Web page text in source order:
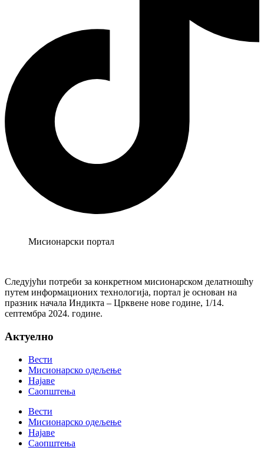
Мисионарски портал
Следујући потреби за конкретном мисионарском делатношћу
путем информационих технологија, портал је основан на
празник начала Индикта – Црквене нове године, 1/14.
септембра 2024. године.
Актуелно
Вести
Мисионарско одељење
Најаве
Саопштења
Вести
Мисионарско одељење
Најаве
Саопштења